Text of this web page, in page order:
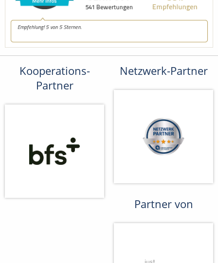
Kooperations-
Partner
Netzwerk-Partner
Partner von